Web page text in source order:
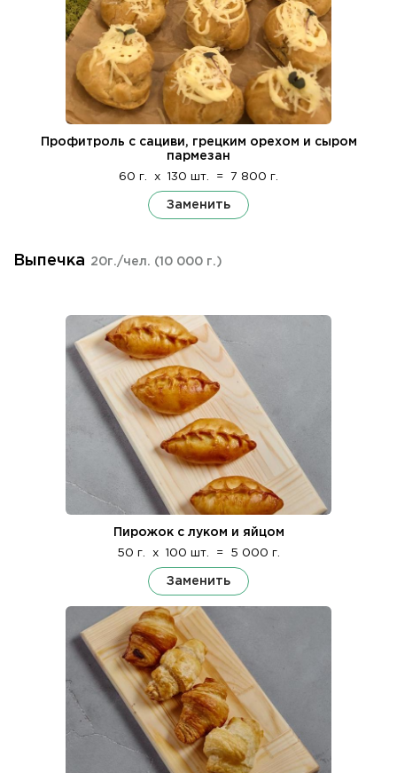
Профитроль с сациви, грецким орехом и сыром
пармезан
60 г. x 130 шт. = 7 800 г.
Заменить
Выпечка 20г./чел. (10 000 г.)
Пирожок с луком и яйцом
50 г. x 100 шт. = 5 000 г.
Заменить